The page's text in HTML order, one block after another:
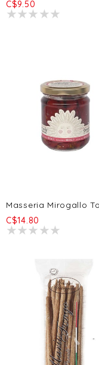
C$9.50
C$14.80